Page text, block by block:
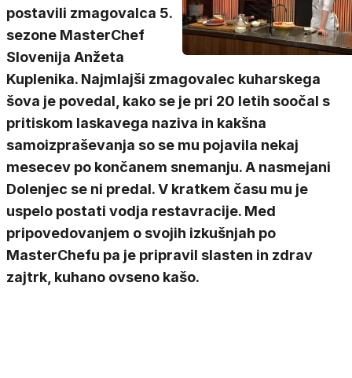
postavili zmagovalca 5.
sezone MasterChef
Slovenija Anžeta
Kuplenika. Najmlajši zmagovalec kuharskega
šova je povedal, kako se je pri 20 letih soočal s
pritiskom laskavega naziva in kakšna
samoizpraševanja so se mu pojavila nekaj
mesecev po končanem snemanju. A nasmejani
Dolenjec se ni predal. V kratkem času mu je
uspelo postati vodja restavracije. Med
pripovedovanjem o svojih izkušnjah po
MasterChefu pa je pripravil slasten in zdrav
zajtrk, kuhano ovseno kašo.